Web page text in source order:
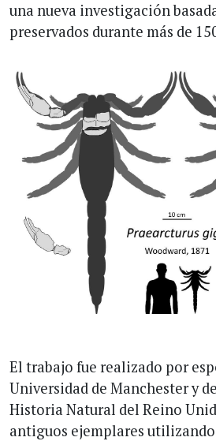
una nueva investigación
preservados durante más de
El trabajo fue realizado por
Universidad de Manchester y
Historia Natural del Reino
antiguos ejemplares